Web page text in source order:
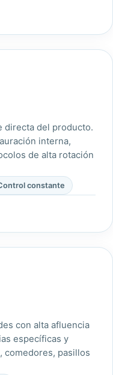
directa del producto.
interna,
de alta rotación
constante
con alta afluencia
específicas y
comedores, pasillos